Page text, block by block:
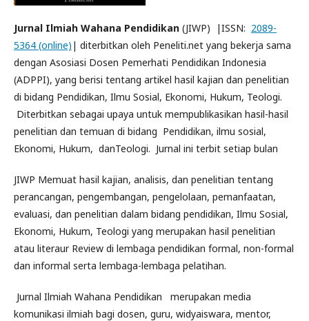
Jurnal Ilmiah Wahana Pendidikan (JIWP) |ISSN: 2089-
5364 (online) | diterbitkan oleh Peneliti.net yang bekerja sama
dengan Asosiasi Dosen Pemerhati Pendidikan Indonesia
(ADPPI), yang berisi tentang artikel hasil kajian dan penelitian
di bidang Pendidikan, Ilmu Sosial, Ekonomi, Hukum, Teologi.
Diterbitkan sebagai upaya untuk mempublikasikan hasil-hasil
penelitian dan temuan di bidang Pendidikan, ilmu sosial,
Ekonomi, Hukum, danTeologi. Jurnal ini terbit setiap bulan
JIWP Memuat hasil kajian, analisis, dan penelitian tentang
perancangan, pengembangan, pengelolaan, pemanfaatan,
evaluasi, dan penelitian dalam bidang pendidikan, Ilmu Sosial,
Ekonomi, Hukum, Teologi yang merupakan hasil penelitian
atau literaur Review di lembaga pendidikan formal, non-formal
dan informal serta lembaga-lembaga pelatihan.
Jurnal Ilmiah Wahana Pendidikan merupakan media
komunikasi ilmiah bagi dosen, guru, widyaiswara, mentor,